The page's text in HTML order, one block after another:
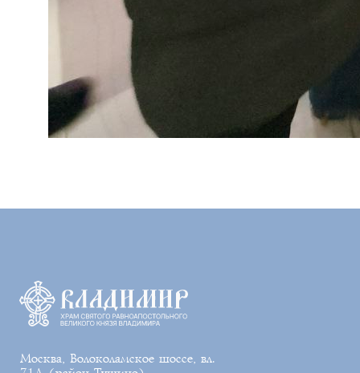
Москва, Волоколамское шоссе, вл.